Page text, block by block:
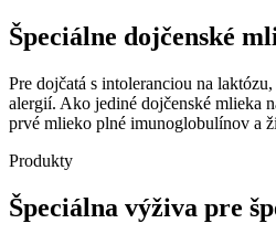
Špeciálne dojčenské
Pre dojčatá s intoleranciou na
alergií. Ako jediné dojčenské mlieka
prvé mlieko plné imunoglobulínov a
Produkty
Špeciálna výživa pre